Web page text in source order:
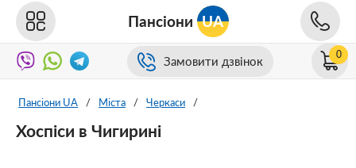
Пансіони UA
Замовити дзвінок 0
Пансіони UA / Міста / Черкаси /
Хоспіси в Чигирині